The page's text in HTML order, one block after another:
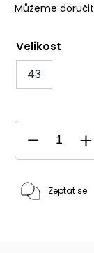
Můžeme
Velikost
43
Zeptat se